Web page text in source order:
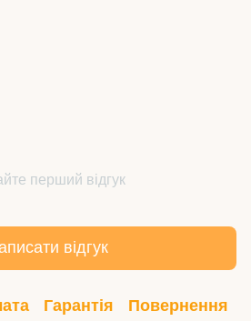
перший відгук
відгук
Гарантія Повернення